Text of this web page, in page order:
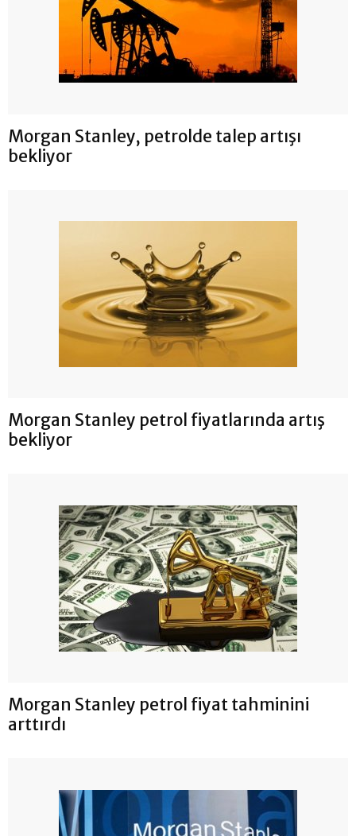
Morgan Stanley, petrolde talep artışı
bekliyor
Morgan Stanley petrol fiyatlarında artış
bekliyor
Morgan Stanley petrol fiyat tahminini
arttırdı